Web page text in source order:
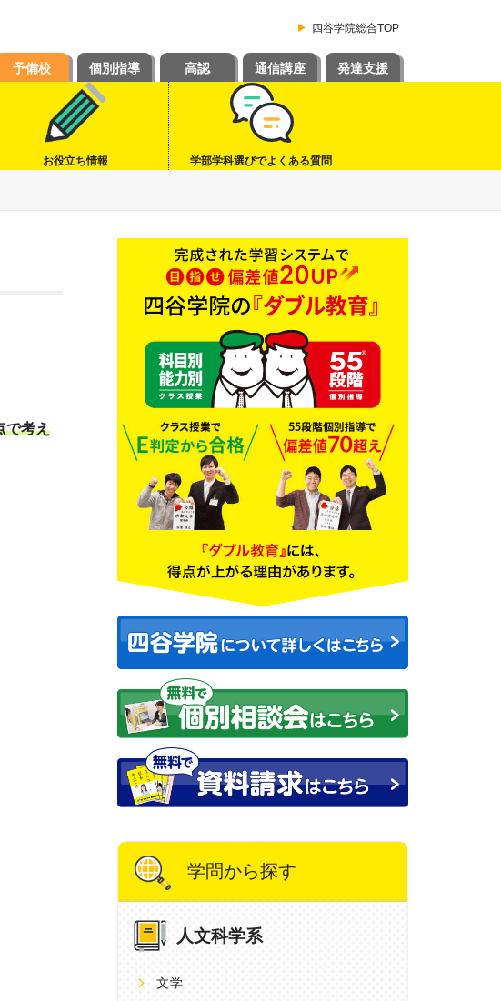
四谷学院総合TOP
予備校 個別指導 高認 通信講座 発達支援
お役立ち情報 学部学科選びでよくある質問
で考え
学問から探す
人文科学系
文学